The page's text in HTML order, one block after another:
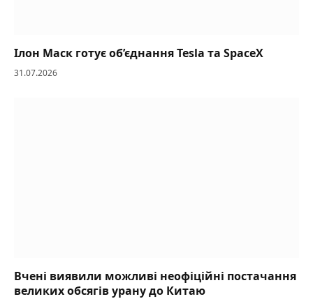
Ілон Маск готує об’єднання Tesla та SpaceX
31.07.2026
Вчені виявили можливі неофіційні постачання
великих обсягів урану до Китаю